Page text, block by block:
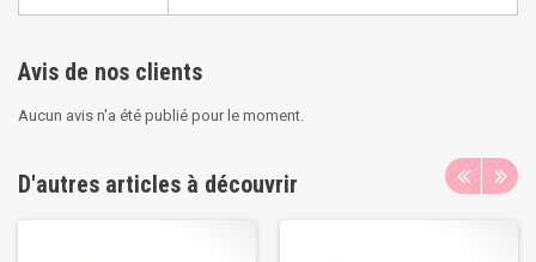
Avis de nos clients
Aucun avis n'a été publié pour le moment.
D'autres articles à découvrir